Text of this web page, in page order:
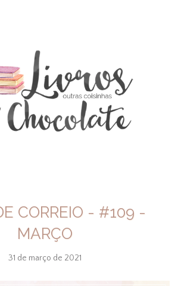
CORREIO - #109 -
MARÇO
31 de março de 2021